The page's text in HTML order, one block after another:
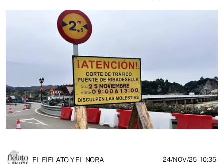
EL FIELATO Y EL NORA 24/NOV/25- 10:35